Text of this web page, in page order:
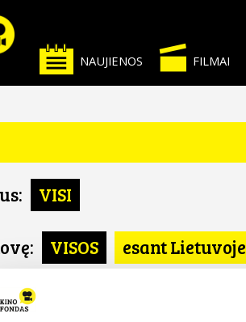
FILMAI
NAUJIENOS
VISI
VISOS esant Lietuvoje
VISOS